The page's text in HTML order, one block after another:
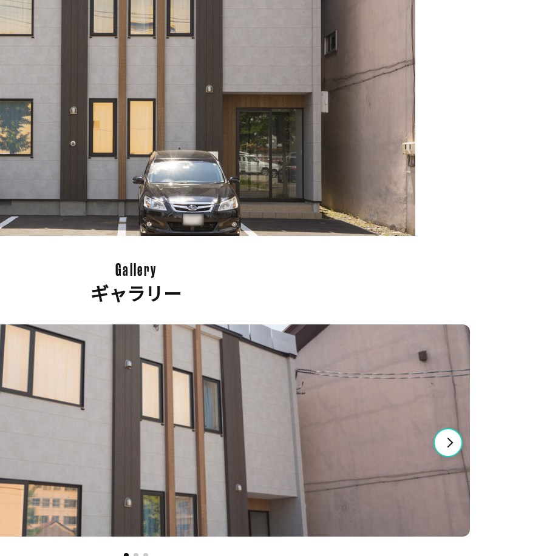
Gallery
ギャラリー